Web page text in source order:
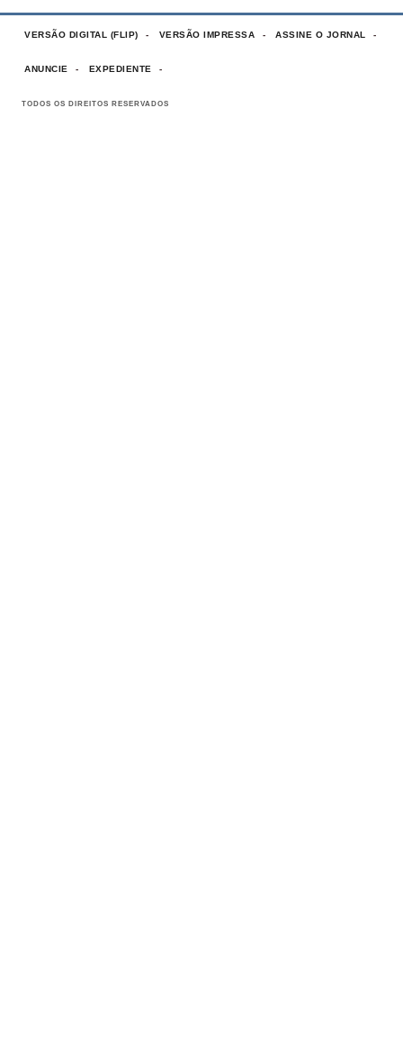
VERSÃO DIGITAL (FLIP) VERSÃO IMPRESSA ASSINE O JORNAL
ANUNCIE EXPEDIENTE
TODOS OS DIREITOS RESERVADOS